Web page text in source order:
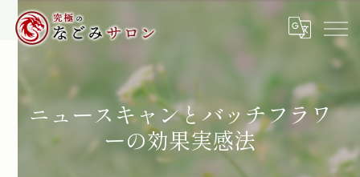
ニュースキャンとバッチフラワ
ーの効果実感法